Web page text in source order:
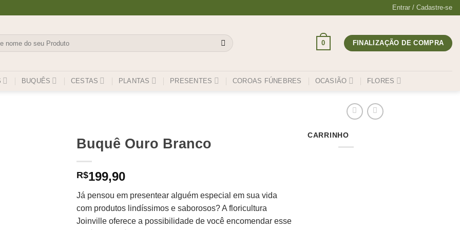
Entrar / Cadastre-se
0 FINALIZAÇÃO DE COMPRA
BUQUÊS CESTAS PLANTAS PRESENTES COROAS FÚNEBRES OCASIÃO FLORES
Buquê Ouro Branco
R$199,90
Já pensou em presentear alguém especial em sua vida
com produtos lindíssimos e saborosos? A floricultura
Joinville oferece a possibilidade de você encomendar esse
CARRINHO